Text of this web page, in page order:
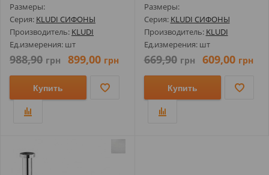
Размеры:
Серия: KLUDI СИФОНЫ
Производитель: KLUDI
Ед.измерения: шт
988,90 грн 899,00 грн
Купить
Размеры:
Серия: KLUDI СИФОНЫ
Производитель: KLUDI
Ед.измерения: шт
669,90 грн 609,00 грн
Купить